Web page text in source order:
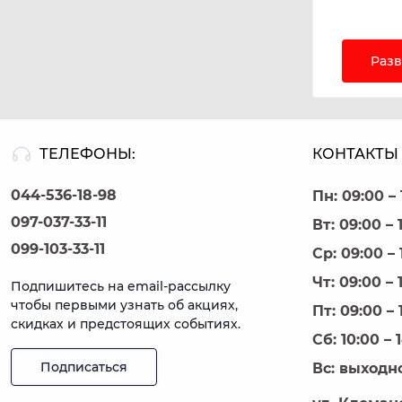
В
Двойные
Также у
При
Стиль
Тип
Интернет-
ТЕЛЕФОНЫ:
044-536-18-98
097-037-33-11
099-103-33-11
Подпишитесь на email-рассылку
чтобы первыми узнать об акциях,
скидках и предстоящих событиях.
Подписаться
КОНТАКТЫ
Пн: 09:00 –
Вт: 09:00 –
Ср: 09:00 –
Чт: 09:00 –
Пт: 09:00 –
Сб: 10:00 –
Вс: